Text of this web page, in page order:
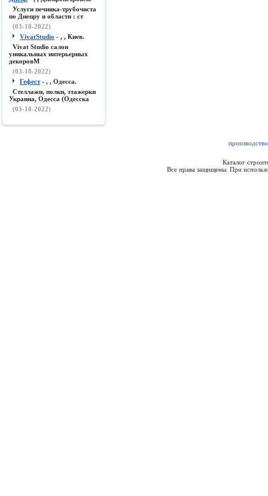
Услуги печника-трубочиста
по Днепру и области : ст
(03-18-2022)
VivatStudio - , , Киев.
Vivat Studio салон
уникальных интерьерных
декоровМ
(03-18-2022)
Гефест- , , Одесса.
Стеллажи, полки, этажерки
Украина, Одесса (Одесска
(03-18-2022)
Каталог
Все права защищены. При